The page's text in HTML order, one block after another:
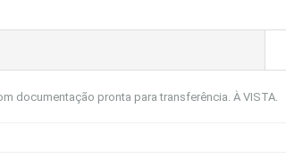
documentação pronta para transferência. À VISTA.